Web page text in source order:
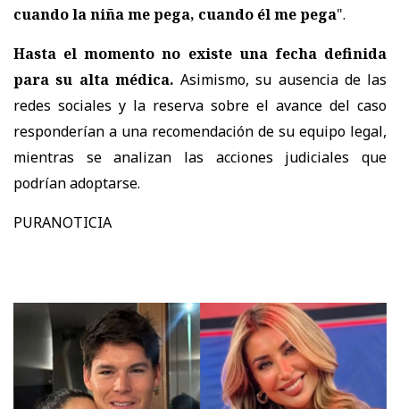
cuando la niña me pega, cuando él me pega".
Hasta el momento no existe una fecha definida
para su alta médica. Asimismo,su ausencia de las
redes sociales y la reserva sobre el avance del caso
responderían a una recomendación de su equipo legal,
mientras se analizan las acciones judiciales que
podrían adoptarse.
PURANOTICIA